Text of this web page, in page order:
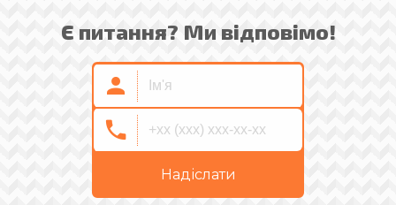
Є питання? Ми відповімо!
Надіслати